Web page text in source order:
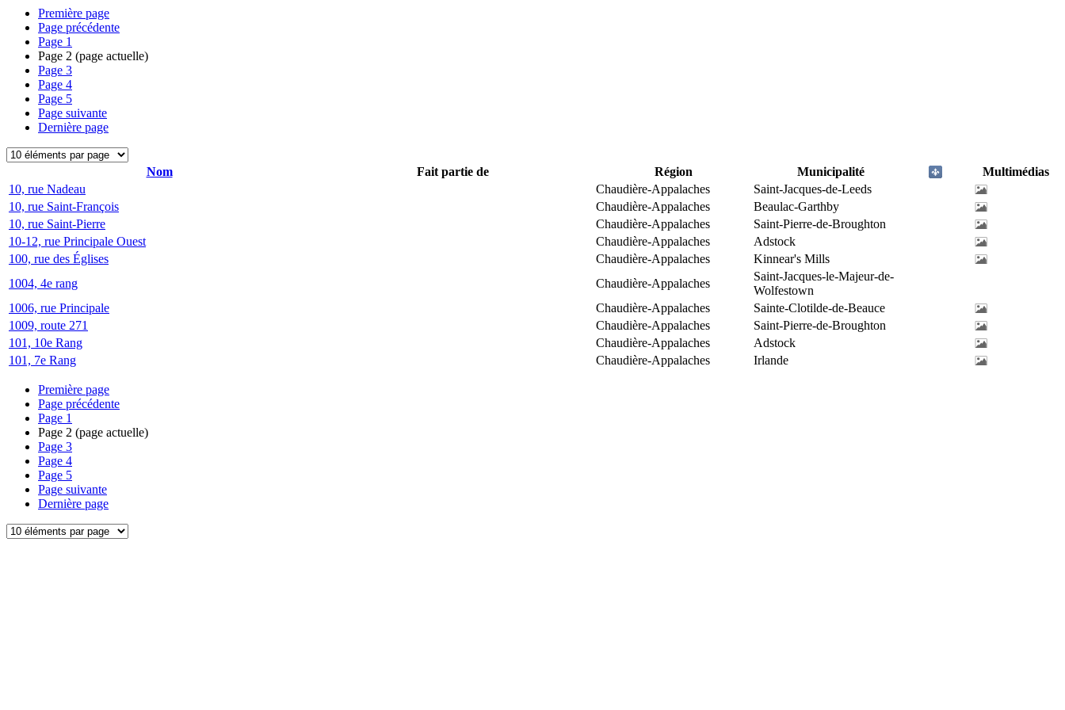
Première page
Page précédente
Page 1
Page 2 (page actuelle)
Page 3
Page 4
Page 5
Page suivante
Dernière page
Nom Fait partie de Région Municipalité
Multimédias
10, rue Nadeau
Chaudière-Appalaches
Saint-Jacques-de-Leeds
10, rue Saint-François
Chaudière-Appalaches
Beaulac-Garthby
10, rue Saint-Pierre
Chaudière-Appalaches
Saint-Pierre-de-Broughton
10-12, rue Principale Ouest
Chaudière-Appalaches
Adstock
100, rue des Églises
Chaudière-Appalaches
Kinnear's Mills
1004, 4e rang
Chaudière-Appalaches
Saint-Jacques-le-Majeur-de-
Wolfestown
1006, rue Principale
Chaudière-Appalaches
Sainte-Clotilde-de-Beauce
1009, route 271
Chaudière-Appalaches
Saint-Pierre-de-Broughton
101, 10e Rang
Chaudière-Appalaches
Adstock
101, 7e Rang
Chaudière-Appalaches Irlande
Première page
Page précédente
Page 1
Page 2 (page actuelle)
Page 3
Page 4
Page 5
Page suivante
Dernière page